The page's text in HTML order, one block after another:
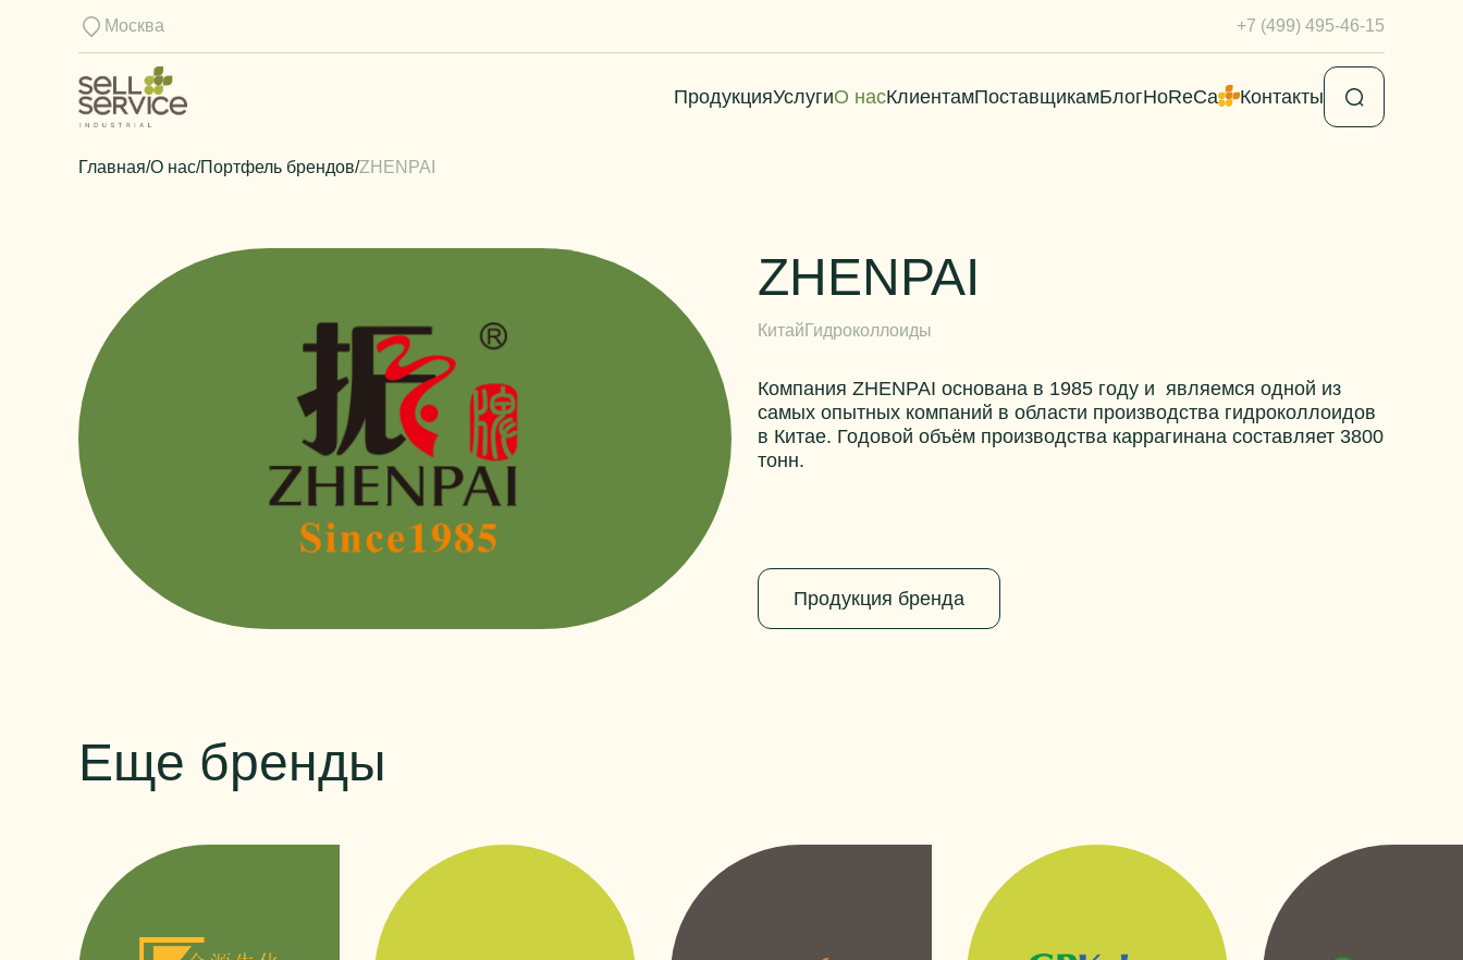
Москва +7 (499) 495-46-15
ПродукцияУслугиО насКлиентамПоставщикамБлогHoReCa Контакты
Главная/О нас/Портфель брендов/ZHENPAI
ZHENPAI
Китай Гидроколлоиды
Компания ZHENPAI основана в 1985 году и являемся одной из
самых опытных компаний в области производства гидроколлоидов
в Китае. Годовой объём производства каррагинана составляет 3800
тонн.
Продукция бренда
Еще бренды